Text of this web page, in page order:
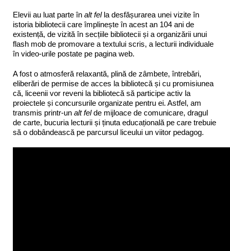
Elevii au luat parte în alt fel la desfășurarea unei vizite în
istoria bibliotecii care împlinește în acest an 104 ani de
existență, de vizită în secțiile bibliotecii și a organizării unui
flash mob de promovare a textului scris, a lecturii individuale
în video-urile postate pe pagina web.
A fost o atmosferă relaxantă, plină de zâmbete, întrebări,
eliberări de permise de acces la bibliotecă și cu promisiunea
că, liceenii vor reveni la bibliotecă să participe activ la
proiectele și concursurile organizate pentru ei. Astfel, am
transmis printr-un alt felde mijloace de comunicare, dragul
de carte, bucuria lecturii și ținuta educațională pe care trebuie
să o dobândească pe parcursul liceului un viitor pedagog.